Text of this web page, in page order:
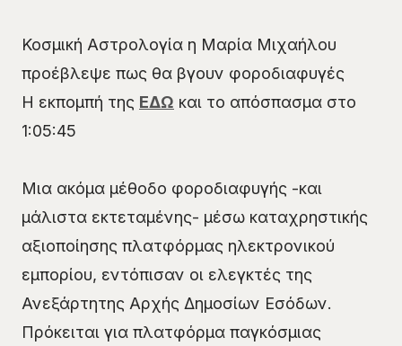
Κοσμική Αστρολογία η Μαρία Μιχαήλου
προέβλεψε πως θα βγουν φοροδιαφυγές
Η εκπομπή της ΕΔΩ και το απόσπασμα στο
1:05:45
Μια ακόμα μέθοδο φοροδιαφυγής -και
μάλιστα εκτεταμένης- μέσω καταχρηστικής
αξιοποίησης πλατφόρμας ηλεκτρονικού
εμπορίου, εντόπισαν οι ελεγκτές της
Ανεξάρτητης Αρχής Δημοσίων Εσόδων.
Πρόκειται για πλατφόρμα παγκόσμιας